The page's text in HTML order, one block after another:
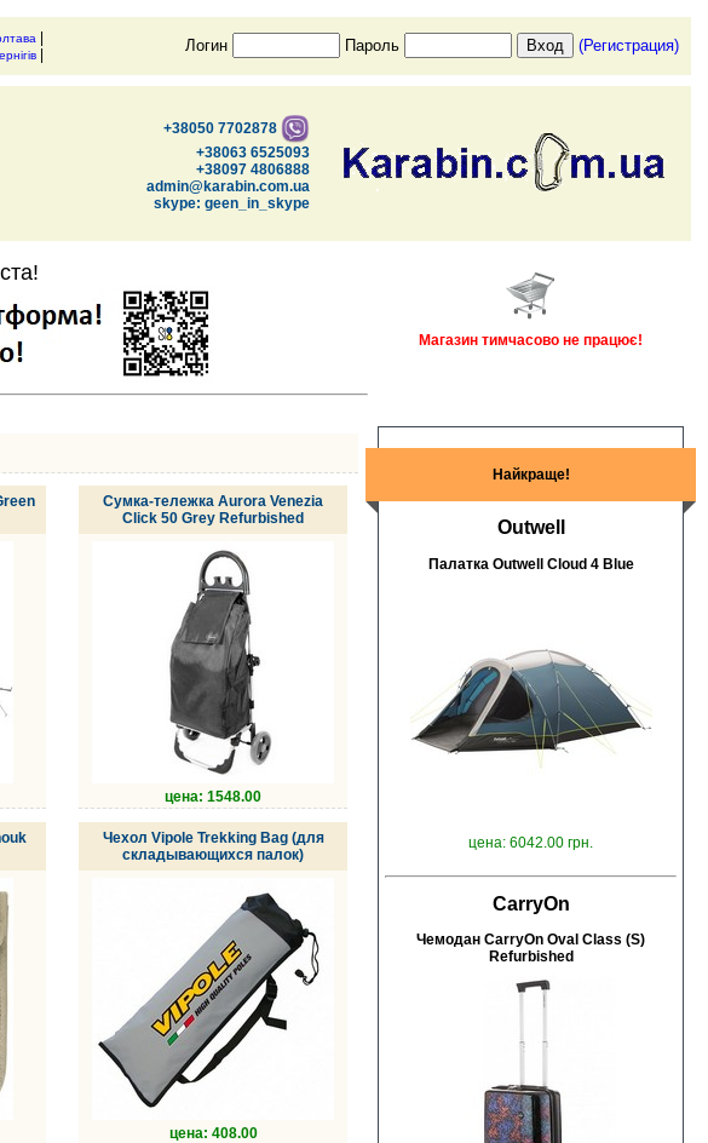
Логин Пароль (Регистрация)
+38050 7702878
+38063 6525093
+38097 4806888
admin@karabin.com.ua
skype: geen_in_skype
Магазин тимчасово не працює!
Сумка-тележка Aurora Venezia
Click 50 Grey Refurbished
цена: 1548.00
Чехол Vipole Trekking Bag (для
складывающихся палок)
цена: 408.00
Найкраще!
Outwell
Палатка Outwell Cloud 4 Blue
цена: 6042.00 грн.
CarryOn
Чемодан CarryOn Oval Class (S)
Refurbished